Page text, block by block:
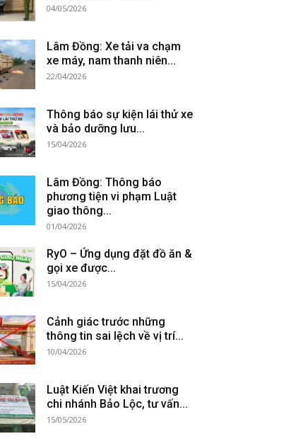
04/05/2026
Lâm Đồng: Xe tải va chạm
xe máy, nam thanh niên...
22/04/2026
Thông báo sự kiện lái thử xe
và bảo dưỡng lưu...
15/04/2026
Lâm Đồng: Thông báo
phương tiện vi phạm Luật
giao thông...
01/04/2026
RyO – Ứng dụng đặt đồ ăn &
gọi xe được...
15/04/2026
Cảnh giác trước những
thông tin sai lệch về vị trí...
10/04/2026
Luật Kiến Việt khai trương
chi nhánh Bảo Lộc, tư vấn...
15/05/2026